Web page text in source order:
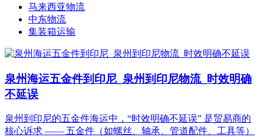
马来西亚物流
中东物流
集装箱运输
泉州海运五金件到印尼_泉州到印尼物流_时效明确
不延误​
泉州到印尼的五金件海运中，“时效明确不延误” 是贸易商的
核心诉求 —— 五金件（如螺丝、轴承、管道配件、工具等）